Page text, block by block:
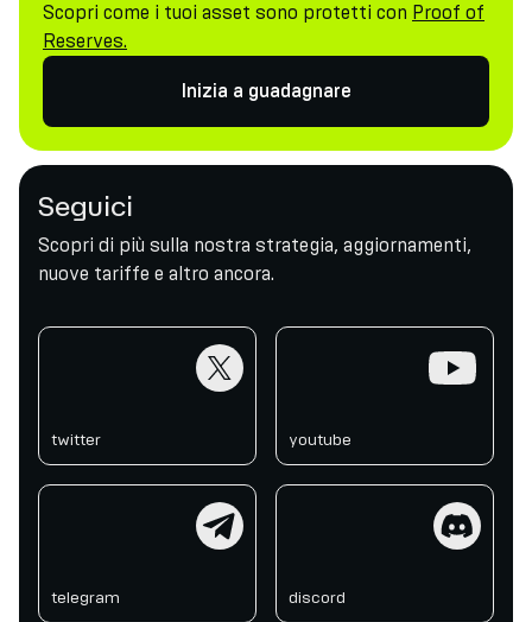
Scopri come i tuoi asset sono protetti con Proof of
Reserves.
Inizia a guadagnare
Seguici
Scopri di più sulla nostra strategia, aggiornamenti,
nuove tariffe e altro ancora.
twitter youtube
telegram discord